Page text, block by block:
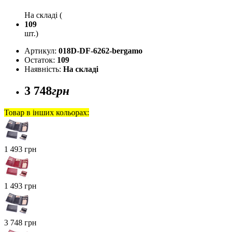
На складі (
109
шт.)
Артикул: 018D-DF-6262-bergamo
Остаток: 109
Наявність: На складі
3 748грн
Товар в інших кольорах:
1 493 грн
1 493 грн
3 748 грн